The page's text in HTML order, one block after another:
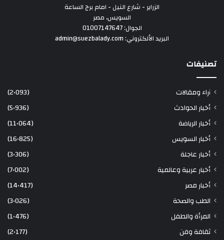
الزراير - شارع النيل - امام برج الساعة
السويس، مصر
الجوال: 01007147647
البريد الألكتروني: admin@suezbalady.com
تصنيفات
آراء ومقالات
(2٬093)
أخبار الحوادث
(5٬936)
أخبار الرياضة
(11٬064)
أخبار السويس
(16٬825)
أخبار عاجلة
(3٬306)
أخبار عربية وعالمية
(7٬002)
أخبار مصر
(14٬417)
الطب والصحة
(3٬026)
المرأة والطفل
(1٬476)
ثقافة وفن
(2٬177)